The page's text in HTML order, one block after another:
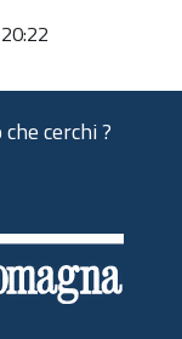
cerchi ?